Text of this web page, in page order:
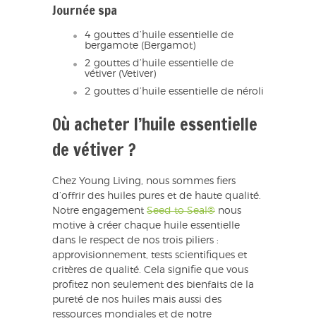
Journée spa
4 gouttes d’huile essentielle de
bergamote (Bergamot)
2 gouttes d’huile essentielle de
vétiver (Vetiver)
2 gouttes d’huile essentielle de néroli
Où acheter l’huile essentielle
de vétiver ?
Chez Young Living, nous sommes fiers
d’offrir des huiles pures et de haute qualité.
Notre engagement Seed to Seal® nous
motive à créer chaque huile essentielle
dans le respect de nos trois piliers :
approvisionnement, tests scientifiques et
critères de qualité. Cela signifie que vous
profitez non seulement des bienfaits de la
pureté de nos huiles mais aussi des
ressources mondiales et de notre